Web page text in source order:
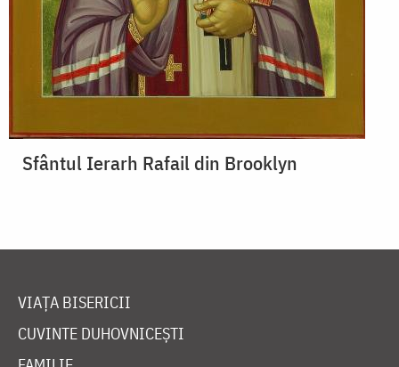
Sfântul Ierarh Rafail din Brooklyn
VIAȚA BISERICII
CUVINTE DUHOVNICEȘTI